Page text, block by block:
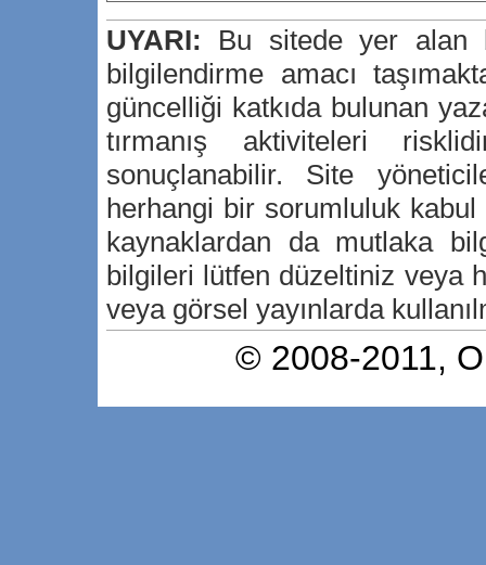
UYARI: Bu sitede yer alan
bilgilendirme amacı
güncelliği katkıda bulunan
tırmanış aktiviteleri
sonuçlanabilir. Site
herhangi bir sorumluluk
kaynaklardan da mutlaka
bilgileri lütfen düzeltiniz veya
veya görsel yayınlarda
© 2008-2011,